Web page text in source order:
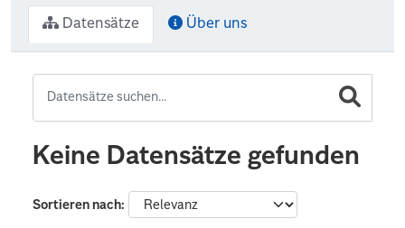
Datensätze Über uns
Keine Datensätze gefunden
Sortieren nach